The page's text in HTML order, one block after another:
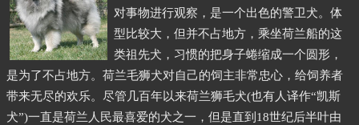
对事物进行观察，是一个出色的警卫犬。体
型比较大，但并不占地方，乘坐荷兰船的这
类祖先犬，习惯的把身子蜷缩成一个圆形，
是为了不占地方。荷兰毛狮犬对自己的饲主非常忠心，给饲养者
带来无尽的欢乐。尽管几百年以来荷兰狮毛犬(也有人译作“凯斯
犬”)一直是荷兰人民最喜爱的犬之一，但是直到18世纪后半叶由